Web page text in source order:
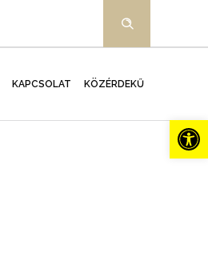
KAPCSOLAT KÖZÉRDEKŰ